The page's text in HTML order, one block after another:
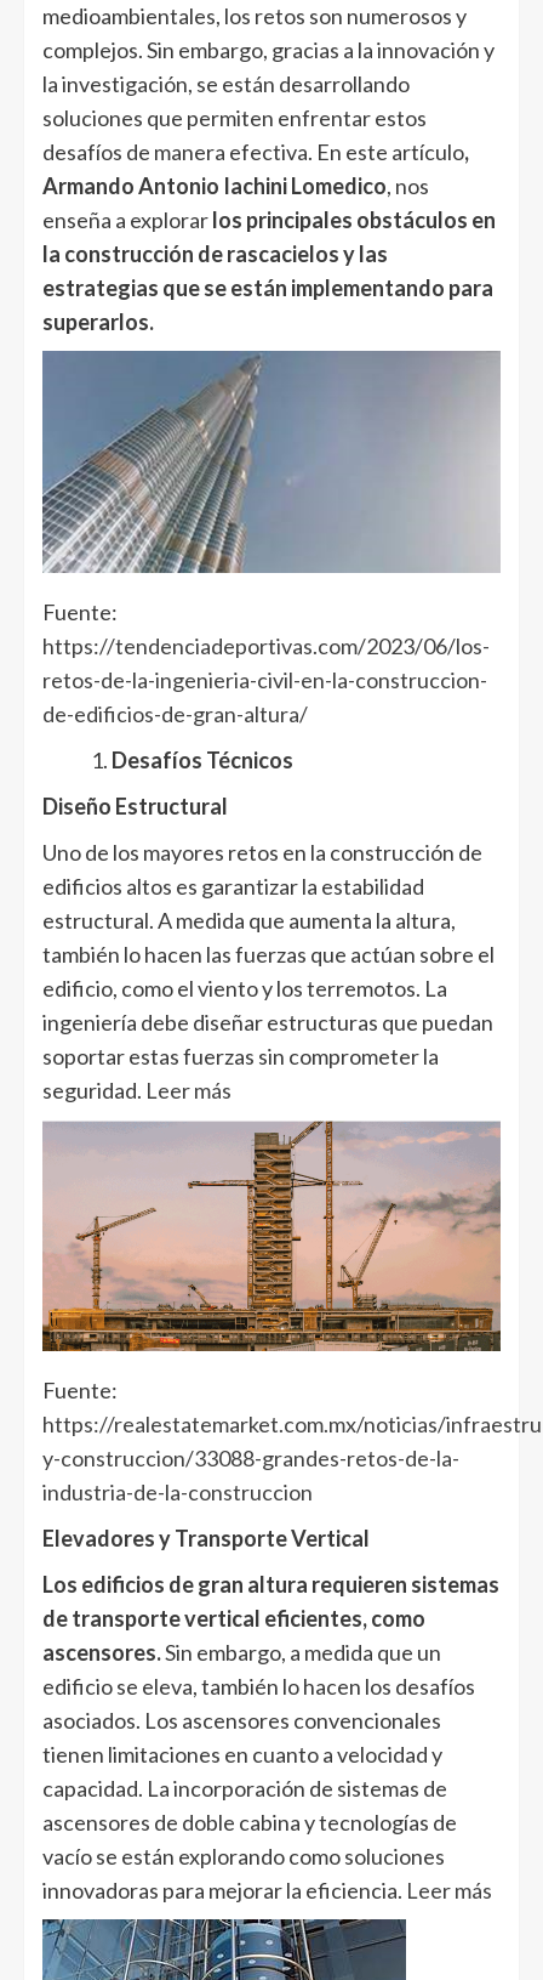
medioambientales, los retos son numerosos y
complejos. Sin embargo, gracias a la innovación y
la investigación, se están desarrollando
soluciones que permiten enfrentar estos
desafíos de manera efectiva. En este artículo,
Armando Antonio Iachini Lomedico, nos
enseña a explorarlos principales obstáculos en
la construcción de rascacielos y las
estrategias que se están implementando para
superarlos.
Fuente:
https://tendenciadeportivas.com/2023/06/los-
retos-de-la-ingenieria-civil-en-la-construccion-
de-edificios-de-gran-altura/
Desafíos Técnicos
Diseño Estructural
Uno de los mayores retos en la construcción de
edificios altos es garantizar la estabilidad
estructural. A medida que aumenta la altura,
también lo hacen las fuerzas que actúan sobre el
edificio, como el viento y los terremotos. La
ingeniería debe diseñar estructuras que puedan
soportar estas fuerzas sin comprometer la
seguridad. Leer más
Fuente:
https://realestatemarket.com.mx/noticias/
y-construccion/33088-grandes-retos-de-la-
industria-de-la-construccion
Elevadores y Transporte Vertical
Los edificios de gran altura requieren sistemas
de transporte vertical eficientes, como
ascensores.Sin embargo, a medida que un
edificio se eleva, también lo hacen los desafíos
asociados. Los ascensores convencionales
tienen limitaciones en cuanto a velocidad y
capacidad. La incorporación de sistemas de
ascensores de doble cabina y tecnologías de
vacío se están explorando como soluciones
innovadoras para mejorar la eficiencia. Leer más